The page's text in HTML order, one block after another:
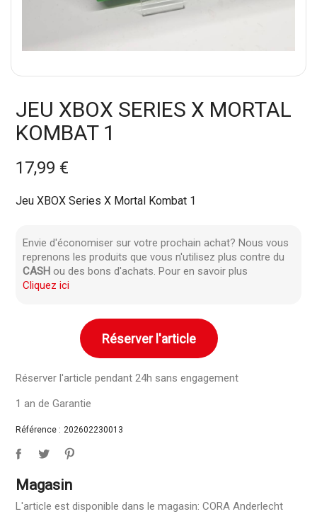
JEU XBOX SERIES X MORTAL
KOMBAT 1
17,99 €
Jeu XBOX Series X Mortal Kombat 1
Envie d'économiser sur votre prochain achat? Nous vous
reprenons les produits que vous n'utilisez plus contre du
CASH ou des bons d'achats. Pour en savoir plus
Cliquez ici
Réserver l'article
Réserver l'article pendant 24h sans engagement
1 an de Garantie
Référence : 202602230013
Magasin
L'article est disponible dans le magasin: CORA Anderlecht